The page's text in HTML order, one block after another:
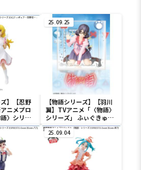
ズ】【忍野
ニメプロ
〉シリー
ュア～忍野
25.09.25
【物語シリーズ】【羽川
翼】TVアニメ「〈物語〉
シリーズ」 ふぃぐきゅー
ぶ 羽川翼
25.09.04